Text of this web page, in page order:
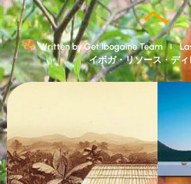
へ
Written byGet Ibogaine Team
イボガ・リソース・ディ